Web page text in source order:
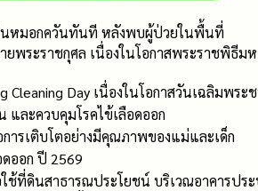
นหมอกควันทันที หลังพบผู้ป่วยในพื้นที่
ระราชกุศล เนื่องในโอกาสพระราชพิธีม
Cleaning Day เนื่องในโอกาสวันเฉลิมพ
และควบคุมโรคไข้เลือดออก
ารเติบโตอย่างมีคุณภาพของแม่และเด็ก
ดออก ปี 2569
ช้ที่ดินสาธารณประโยชน์ บริเวณอาคารปร